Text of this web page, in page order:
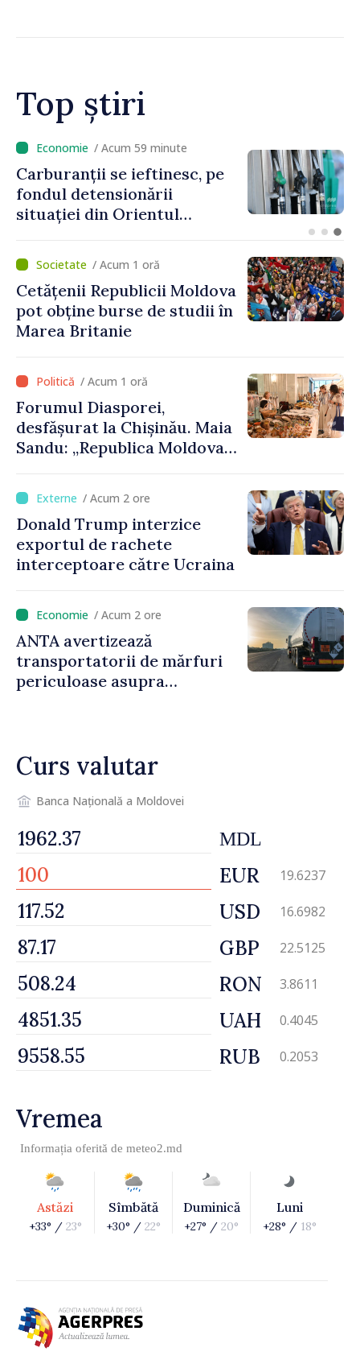
Top știri
/ Acum 12 minute
Ultimele baraje antipoluare
au fost demontate de pe
Nistru după aproape cinci
/ Acum 1 oră
Cetățenii Republicii Moldova
pot obține burse de studii în
Marea Britanie
/ Acum 1 oră
Forumul Diasporei,
desfășurat la Chișinău. Maia
Sandu: „Republica Moldova
iar diaspora poate juca un
rol important în promovarea
și susținerea acestui
parcurs”
/ Acum 2 ore
Donald Trump interzice
exportul de rachete
interceptoare către Ucraina
/ Acum 2 ore
ANTA avertizează
transportatorii de mărfuri
periculoase asupra
Curs valutar
Banca Națională a Moldovei
MDL
EUR 19.6237
USD 16.6982
GBP 22.5125
RON 3.8611
UAH 0.4045
RUB 0.2053
Vremea
Informația oferită de meteo2.md
Astăzi
+33° / 23°
Sîmbătă
+30° / 22°
Duminică
+27° / 20°
Luni
+28° / 18°